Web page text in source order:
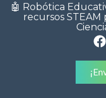
🤖 Robótica
recursos